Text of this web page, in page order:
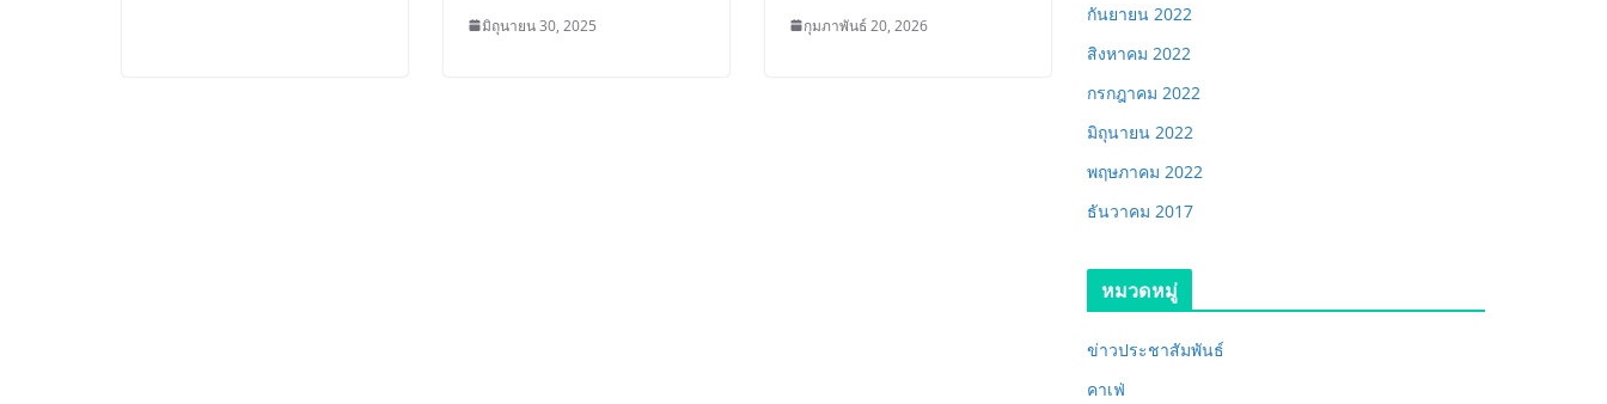
มิถุนายน 30, 2025 กุมภาพันธ์ 20, 2026
กันยายน 2022
สิงหาคม 2022
กรกฎาคม 2022
มิถุนายน 2022
พฤษภาคม 2022
ธันวาคม 2017
หมวดหมู่
ข่าวประชาสัมพันธ์
คาเฟ่